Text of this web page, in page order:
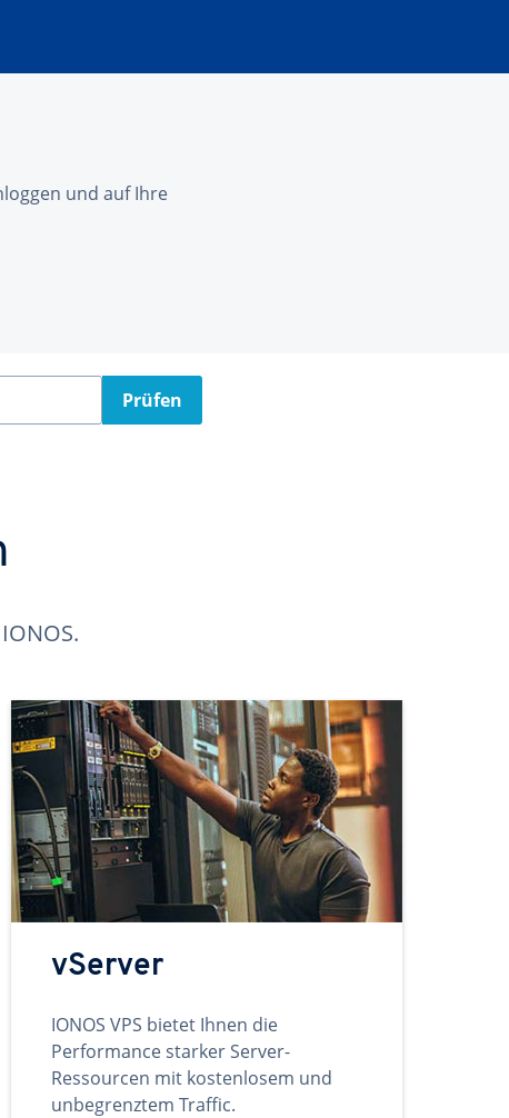
und auf Ihre
Prüfen
vServer
IONOS VPS bietet Ihnen die
Performance starker Server-
Ressourcen mit kostenlosem und
unbegrenztem Traffic.